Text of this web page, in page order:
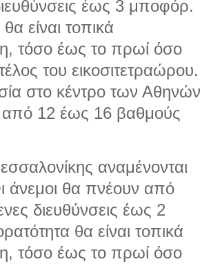
έως 3 μποφόρ.
είναι τοπικά
τόσο έως το πρωί όσο
του εικοσιτετραώρου.
στο κέντρο των Αθηνών
από 12 έως 16 βαθμούς
αναμένονται
άνεμοι θα πνέουν από
διευθύνσεις έως 2
θα είναι τοπικά
τόσο έως το πρωί όσο